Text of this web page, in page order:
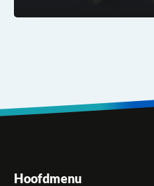
Hoofdmenu